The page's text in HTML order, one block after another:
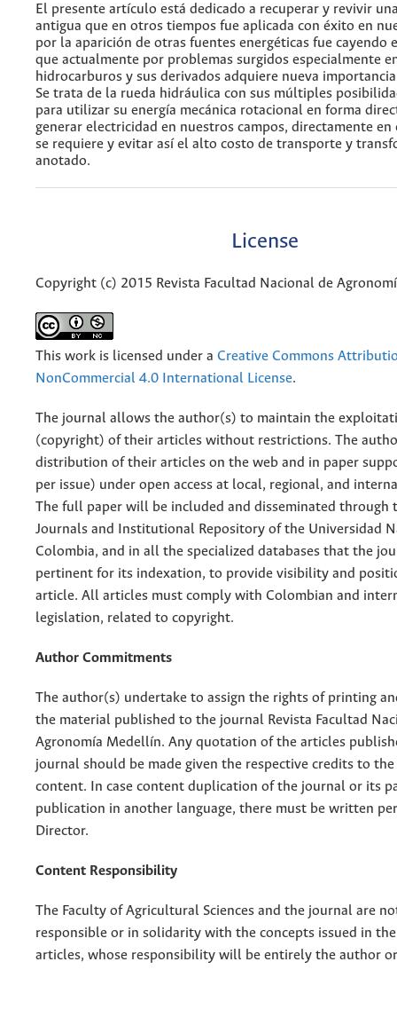
El presente artículo está dedicado a recuperar y revivir
antigua que en otros tiempos fue aplicada con éxito en
por la aparición de otras fuentes energéticas fue cayendo
que actualmente por problemas surgidos especialmente
hidrocarburos y sus derivados adquiere nueva
Se trata de la rueda hidráulica con sus múltiples
para utilizar su energía mecánica rotacional en forma
generar electricidad en nuestros campos, directamente
se requiere y evitar así el alto costo de transporte y
anotado.
License
Copyright (c) 2015 Revista Facultad Nacional de
This work is licensed under a Creative Commons
NonCommercial 4.0 International License.
The journal allows the author(s) to maintain the
(copyright) of their articles without restrictions. The
distribution of their articles on the web and in paper
per issue) under open access at local, regional, and
The full paper will be included and disseminated through
Journals and Institutional Repository of the Universidad
Colombia, and in all the specialized databases that the
pertinent for its indexation, to provide visibility and
article. All articles must comply with Colombian and
legislation, related to copyright.
Author Commitments
The author(s) undertake to assign the rights of printing
the material published to the journal Revista Facultad
Agronomía Medellín. Any quotation of the articles
journal should be made given the respective credits to
content. In case content duplication of the journal or its
publication in another language, there must be written
Director.
Content Responsibility
The Faculty of Agricultural Sciences and the journal are
responsible or in solidarity with the concepts issued in
articles, whose responsibility will be entirely the author